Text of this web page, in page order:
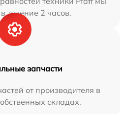
течение 2 часов.
запчасти
от производителя в
складах.